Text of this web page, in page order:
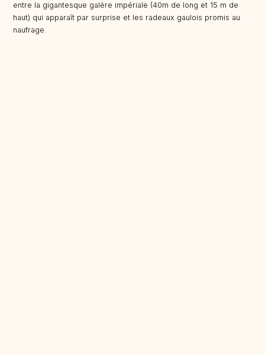
entre la gigantesque galère impériale (40m de long et 15 m de
haut) qui apparaît par surprise et les radeaux gaulois promis au
naufrage.